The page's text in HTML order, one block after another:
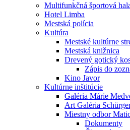
Multifunkčná športová
Hotel Limba
Mestská polícia
Kultúra
Mestské kultúrne
Mestská knižnica
Drevený gotický
Zápis do
Kino Javor
Kultúrne inštitúcie
Galéria Márie
Art Galéria
Miestny odbor
Dokumenty